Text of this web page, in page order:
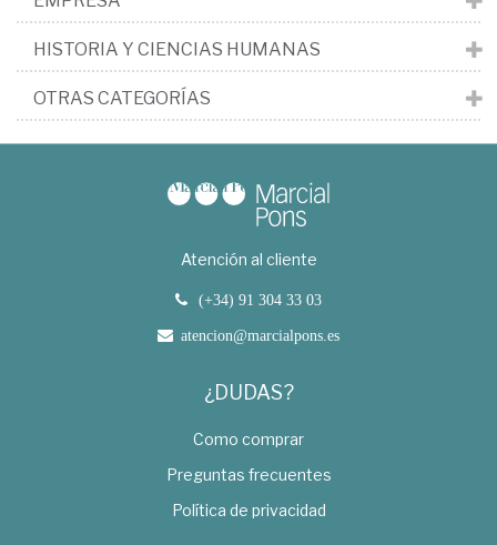
HISTORIA Y CIENCIAS HUMANAS
OTRAS CATEGORÍAS
Atención al cliente
(+34) 91 304 33 03
atencion@marcialpons.es
¿DUDAS?
Como comprar
Preguntas frecuentes
Política de privacidad